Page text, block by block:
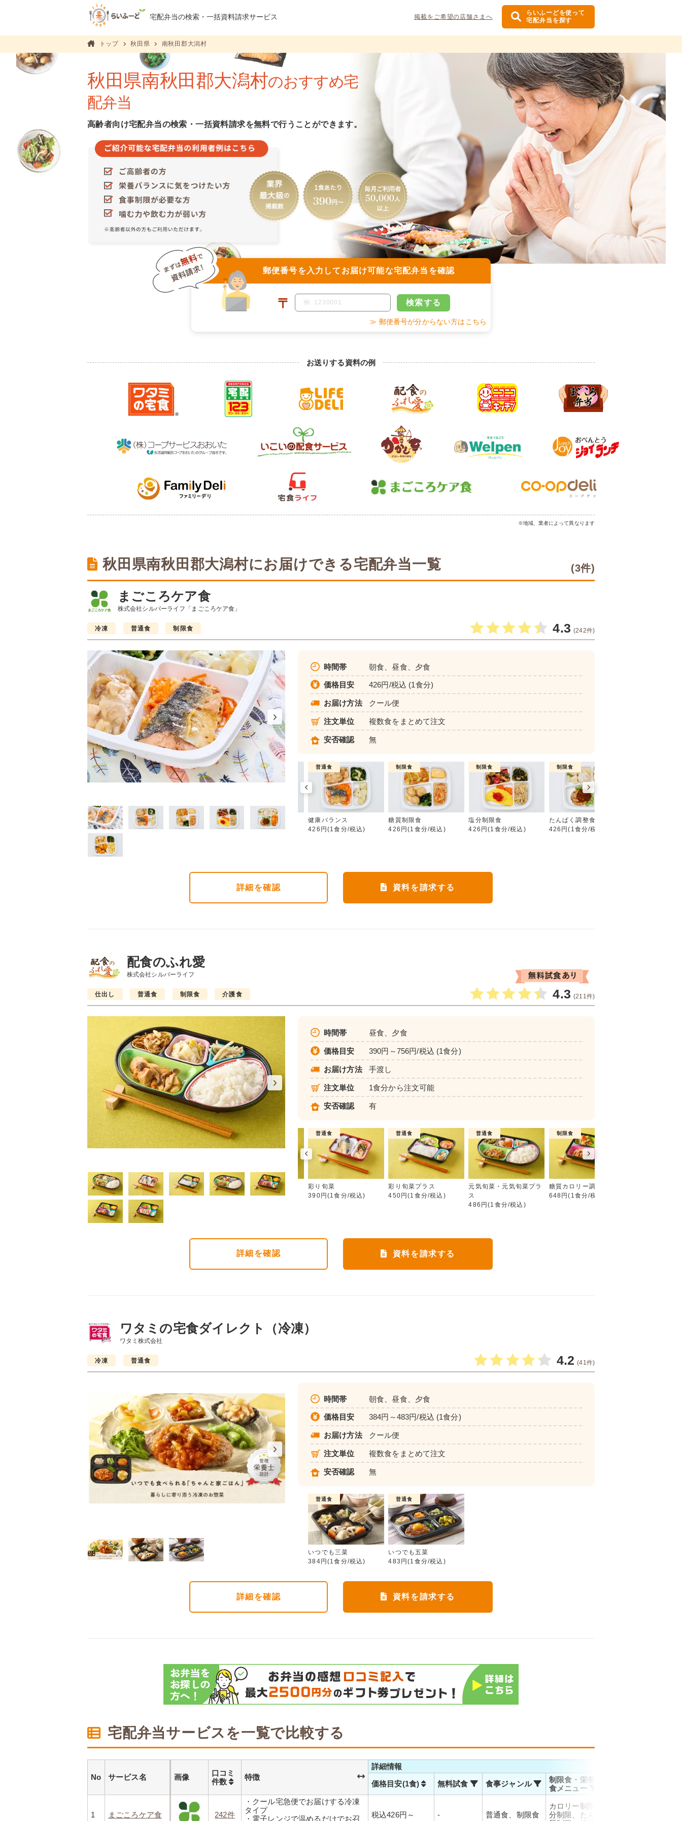
宅配弁当の検索・一括資料請求サービス 掲載をご希望の店舗さまへ
らいふーどを使って
宅配弁当を探す
トップ 秋田県 南秋田郡大潟村
秋田県南秋田郡大潟村のおすすめ宅
配弁当
高齢者向け宅配弁当の検索・一括資料請求を無料で行うことができます。
郵便番号を入力して お届け可能な宅配弁当を確認
〒 検索する
≫ 郵便番号が分からない方はこちら
お送りする資料の例
※地域、業者によって異なります
秋田県南秋田郡大潟村にお届けできる宅配弁当一覧 (3件)
まごころケア食
株式会社シルバーライフ「まごころケア食」
冷凍 普通食 制限食 4.3 (242件)
健康バランス 糖質制限食
時間帯 朝食、昼食、夕食
価格目安 426円/税込 (1食分)
お届け方法 クール便
注文単位 複数食をまとめて注文
安否確認 無
塩分制限食
426円(1食分/税込)
制限食
たんぱく調整食
426円(1食分/税込)
制限食
カロリー調整食
426円(1食分/税込)
普通食
健康バランス
426円(1食分/税込)
制限食
糖質制限食
426円(1食分/税込)
制限食
塩分制限食
426円(1食分/税込)
制限食
たんぱく調整食
426円(1食分/税込)
詳細 を確認 資料を請求する
配食のふれ愛
株式会社シルバーライフ
仕出し 普通食 制限食 介護食 4.3 (211件)
彩り旬菜 彩り旬菜プラス
時間帯 昼食、夕食
価格目安 390円～756円/税込 (1食分)
お届け方法 手渡し
注文単位 1食分から注文可能
安否確認 有
糖質カロリー調整食
648円(1食分/税込)
たんぱく調整食
756円(1食分/税込)
介護食
ムース食
583円(1食分/税込)
普通食
彩り旬菜
390円(1食分/税込)
普通食
彩り旬菜プラス
450円(1食分/税込)
普通食
元気旬菜・元気旬菜プラ
ス
486円(1食分/税込)
制限食
糖質カロリー調整食
648円(1食分/税込)
詳細 を確認 資料を請求する
ワタミの宅食ダイレクト（冷凍）
ワタミ株式会社
冷凍 普通食 4.2 (41件)
いつでも三菜
時間帯 朝食、昼食、夕食
価格目安 384円～483円/税込 (1食分)
お届け方法 クール便
注文単位 複数食をまとめて注文
安否確認 無
普通食
いつでも三菜
384円(1食分/税込)
普通食
いつでも五菜
483円(1食分/税込)
詳細 を確認 資料を請求する
宅配弁当サービスを一覧で比較する
No サービス名 画像
口コミ
件数
特徴
詳細情報
価格目安(1食)
無料試食 食事ジャンル
制限食・栄養調整
食メニュー
1 まごころケア食 242件
・クール宅急便でお届けする冷凍
タイプ
・電子レンジで温めるだけでお召
税込426円～ - 普通食、制限食
カロリー制限、塩
分制限、たんぱく